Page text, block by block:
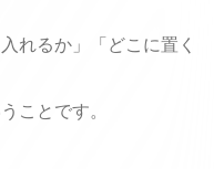
れるか」「どこに置く
ことです。